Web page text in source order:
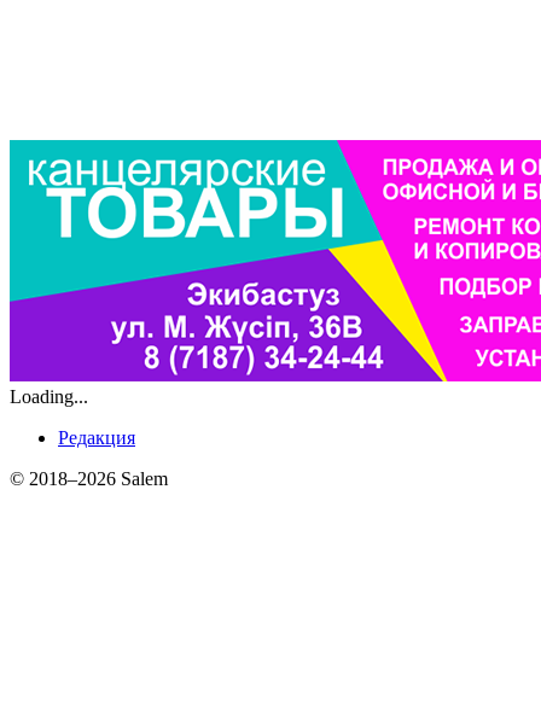
Loading...
Редакция
© 2018–2026 Salem